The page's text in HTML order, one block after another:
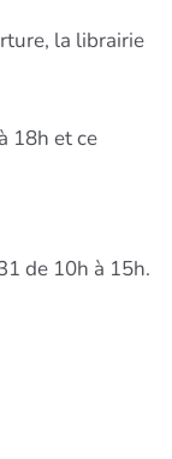
la librairie
18h et ce
de 10h à 15h.